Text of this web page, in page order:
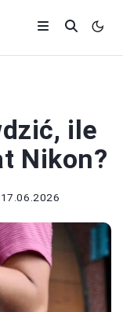
ile
Nikon?
17.06.2026